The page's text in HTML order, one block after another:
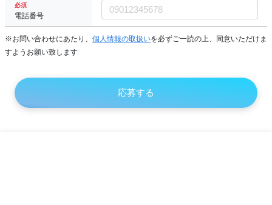
必須
電話番号
※お問い合わせにあたり、 個人情報の取扱いを必ずご一読の上、同意いただけま
すようお願い致します